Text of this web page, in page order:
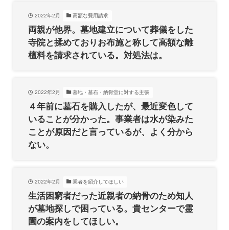
2022年2月 高額な費用請求
両親が他界。墓地建立について葬儀をした
寺院と揉めておりお布施と称して高額な離
檀料を請求されている。対処法は。
2022年2月 墓地・墓石・納骨堂に対する主張
４年前に墓石を購入したが、最近変色して
いることが分かった。事業者は水が染みた
ことが原因だと言っているが、よく分から
ない。
2022年2月 業者を紹介してほしい
生活困窮者だった近親者の納骨のため知人
が墓地探しで困っている。貴センターで霊
園の案内をしてほしい。